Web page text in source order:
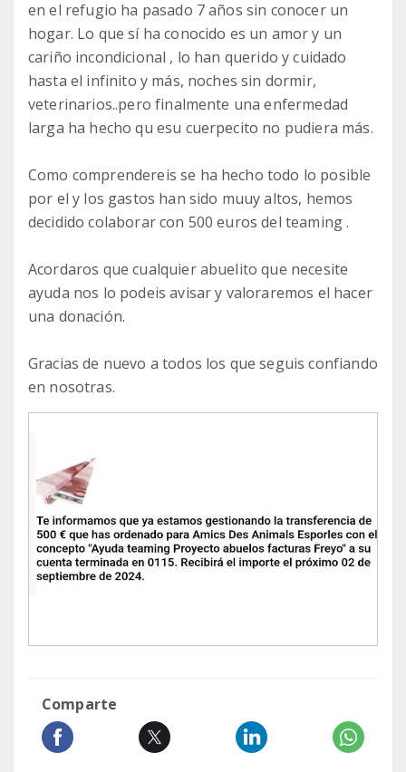
en el refugio ha pasado 7 años sin conocer un
hogar. Lo que sí ha conocido es un amor y un
cariño incondicional , lo han querido y cuidado
hasta el infinito y más, noches sin dormir,
veterinarios..pero finalmente una enfermedad
larga ha hecho qu esu cuerpecito no pudiera más.
Como comprendereis se ha hecho todo lo posible
por el y los gastos han sido muuy altos, hemos
decidido colaborar con 500 euros del teaming .
Acordaros que cualquier abuelito que necesite
ayuda nos lo podeis avisar y valoraremos el hacer
una donación.
Gracias de nuevo a todos los que seguis confiando
en nosotras.
Comparte